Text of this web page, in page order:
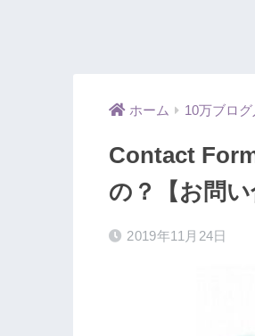
ホーム 10万ブログ
Contact
の？【お問い
2019年11月24日